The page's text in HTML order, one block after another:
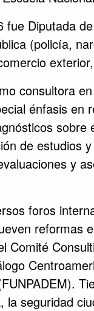
fue Diputada
(policía,
consultora
énfasis en
de estudios
y
foros
reformas
Comité
la seguridad